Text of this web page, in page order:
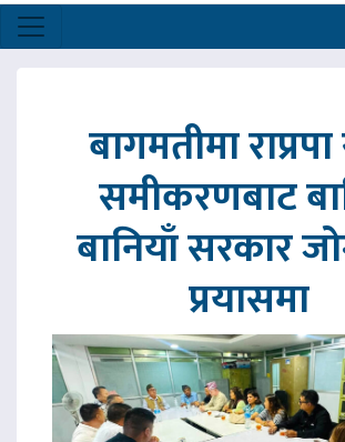
बागमतीमा
समीकरणबाट
बानियाँ सरकार
प्रयासमा